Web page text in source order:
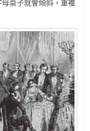
桌子就會傾斜，重複